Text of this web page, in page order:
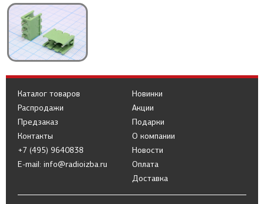
Каталог товаров
Распродажи
Предзаказ
Новинки
Акции
Подарки
Контакты
+7 (495) 9640838
E-mail: info@radioizba.ru
О компании
Новости
Оплата
Доставка